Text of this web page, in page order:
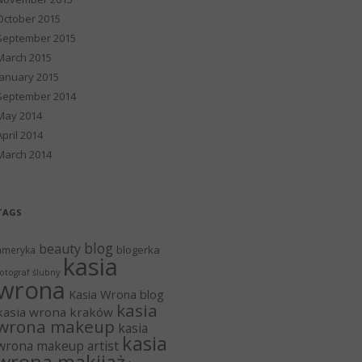
2015
2015
2015
2015
2014
2014
2014
2014
beauty blog blogerka
ślubny kasia
Kasia Wrona blog
wrona kraków kasia
makeup kasia
makeup artist kasia